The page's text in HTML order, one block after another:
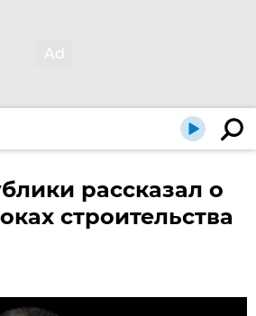
рассказал о
строительства